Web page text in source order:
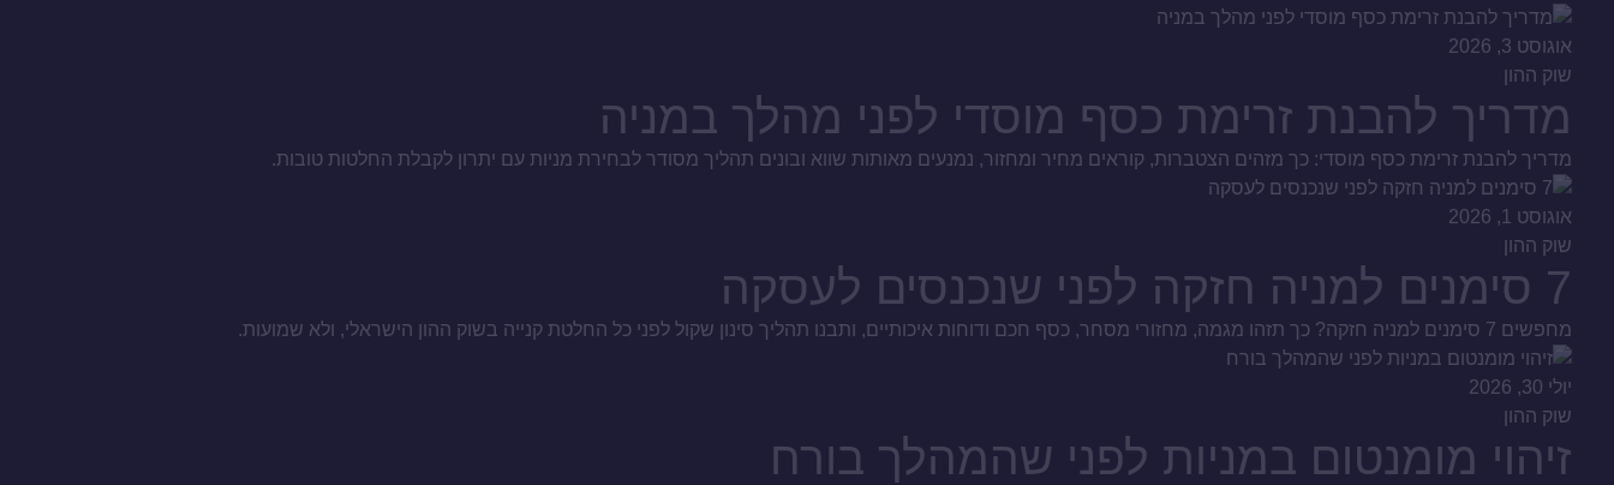
אוגוסט 3, 2026
שוק ההון
מדריך להבנת זרימת כסף מוסדי לפני מהלך במניה
מדריך להבנת זרימת כסף מוסדי: כך מזהים הצטברות, קוראים מחיר ומחזור, נמנעים מאותות שווא ובונים תהליך מסודר לבחירת מניות עם יתרון לקבלת החלטות טובות.
אוגוסט 1, 2026
שוק ההון
7 סימנים למניה חזקה לפני שנכנסים לעסקה
מחפשים 7 סימנים למניה חזקה? כך תזהו מגמה, מחזורי מסחר, כסף חכם ודוחות איכותיים, ותבנו תהליך סינון שקול לפני כל החלטת קנייה בשוק ההון הישראלי, ולא שמועות.
יולי 30, 2026
שוק ההון
זיהוי מומנטום במניות לפני שהמהלך בורח